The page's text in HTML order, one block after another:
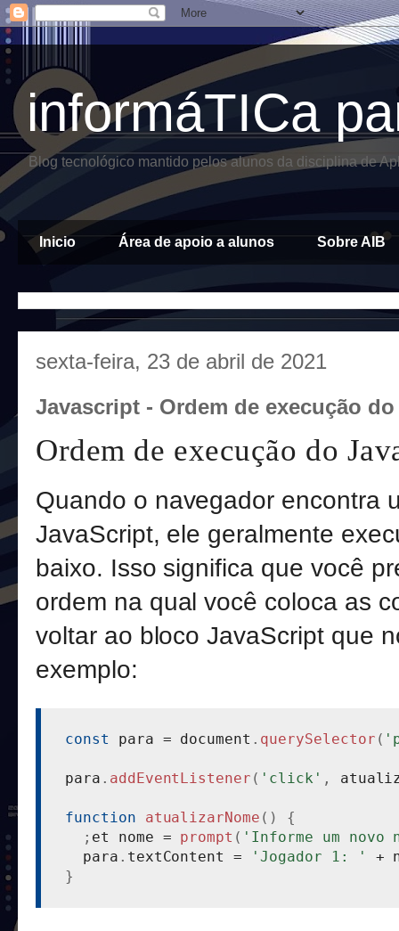
informáTICa
Blog tecnológico mantido pelos alunos da disciplina de
Inicio Área de apoio a alunos Sobre AIB
sexta-feira, 23 de abril de 2021
Javascript - Ordem de execução
Ordem de execução do
Quando o navegador encontra
JavaScript, ele geralmente
baixo. Isso significa que você
ordem na qual você coloca as
voltar ao bloco JavaScript que
exemplo:
const para = document . querySelector (
para . addEventListener ( 'click' ,
function atualizarNome ( )
{
; et nome = prompt ( 'Informe um novo
  para
. textContent = 'Jogador 1: ' +
}